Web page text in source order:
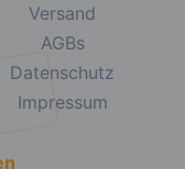
Versand
AGBs
Datenschutz
Impressum